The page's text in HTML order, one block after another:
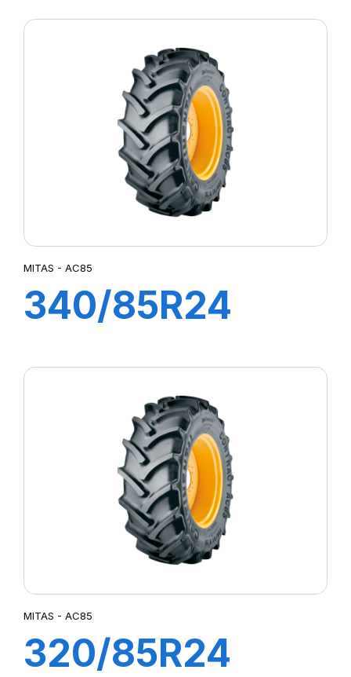
127A8 (127B)
AC85
MITAS - AC85
340/85R24
(125B) TL AC85
MITAS
MITAS - AC85
320/85R24